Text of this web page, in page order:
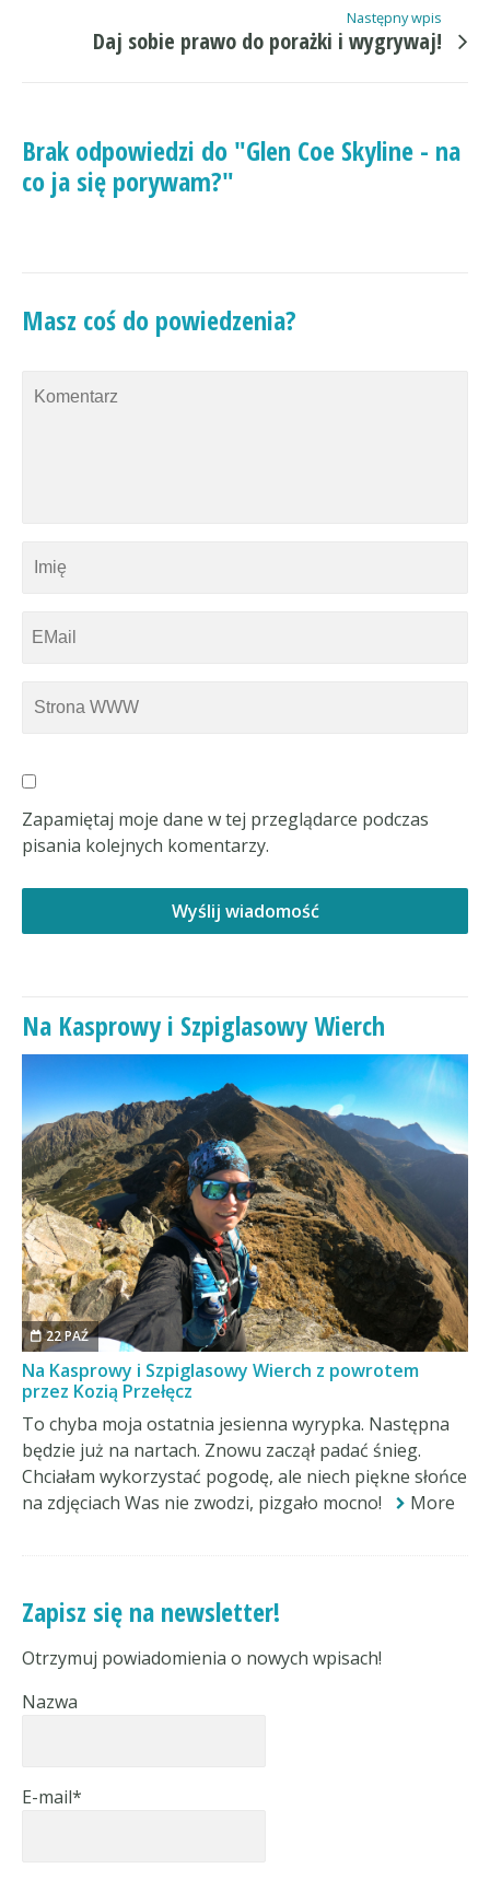
Następny wpis
Daj sobie prawo do porażki i wygrywaj!
Brak odpowiedzi do "Glen Coe Skyline - na
co ja się porywam?"
Masz coś do powiedzenia?
Zapamiętaj moje dane w tej przeglądarce podczas
pisania kolejnych komentarzy.
Na Kasprowy i Szpiglasowy Wierch
22 PAŹ
Na Kasprowy i Szpiglasowy Wierch z powrotem
przez Kozią Przełęcz
To chyba moja ostatnia jesienna wyrypka. Następna
będzie już na nartach. Znowu zaczął padać śnieg.
Chciałam wykorzystać pogodę, ale niech piękne słońce
na zdjęciach Was nie zwodzi, pizgało mocno!
More
Zapisz się na newsletter!
Otrzymuj powiadomienia o nowych wpisach!
Nazwa
E-mail*